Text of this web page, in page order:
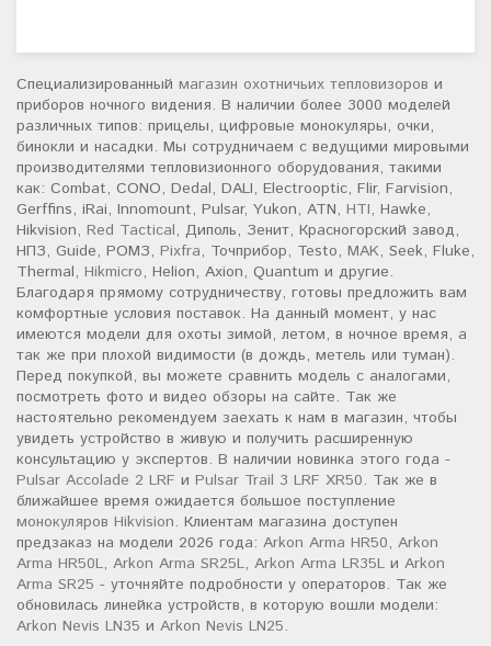
Специализированный магазин охотничьих тепловизоров и
приборов ночного видения. В наличии более 3000 моделей
различных типов: прицелы, цифровые монокуляры, очки,
бинокли и насадки. Мы сотрудничаем с ведущими мировыми
производителями тепловизионного оборудования, такими
как: Combat, CONO, Dedal, DALI, Electrooptic, Flir, Farvision,
Gerffins, iRai, Innomount, Pulsar, Yukon, ATN, HTI, Hawke,
Hikvision, Red Tactical, Диполь, Зенит, Красногорский завод,
НПЗ, Guide, РОМЗ, Pixfra, Точприбор, Testo, MAK, Seek, Fluke,
Thermal, Hikmicro, Helion, Axion, Quantum и другие.
Благодаря прямому сотрудничеству, готовы предложить вам
комфортные условия поставок. На данный момент, у нас
имеются модели для охоты зимой, летом, в ночное время, а
так же при плохой видимости (в дождь, метель или туман).
Перед покупкой, вы можете сравнить модель с аналогами,
посмотреть фото и видео обзоры на сайте. Так же
настоятельно рекомендуем заехать к нам в магазин, чтобы
увидеть устройство в живую и получить расширенную
консультацию у экспертов. В наличии новинка этого года -
Pulsar Accolade 2 LRF и Pulsar Trail 3 LRF XR50. Так же в
ближайшее время ожидается большое поступление
монокуляров Hikvision. Клиентам магазина доступен
предзаказ на модели 2026 года: Arkon Arma HR50, Arkon
Arma HR50L, Arkon Arma SR25L, Arkon Arma LR35L и Arkon
Arma SR25 - уточняйте подробности у операторов. Так же
обновилась линейка устройств, в которую вошли модели:
Arkon Nevis LN35 и Arkon Nevis LN25.